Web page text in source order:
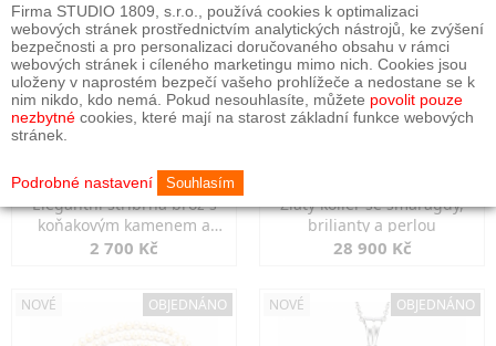
Elegantní stříbrná brož s
koňakovým kamenem a
markazity
2 700 Kč
Zlatý kolier se smaragdy,
brilianty a perlou
28 900 Kč
NOVÉ OBJEDNÁNO NOVÉ OBJEDNÁNO
Firma STUDIO 1809, s.r.o., používá cookies k optimalizaci
webových stránek prostřednictvím analytických nástrojů, ke zvýšení
bezpečnosti a pro personalizaci doručovaného obsahu v rámci
webových stránek i cíleného marketingu mimo nich. Cookies jsou
uloženy v naprostém bezpečí vašeho prohlížeče a nedostane se k
nim nikdo, kdo nemá. Pokud nesouhlasíte, můžete povolit pouze
nezbytné cookies, které mají na starost základní funkce webových
stránek.
Podrobné nastavení Souhlasím